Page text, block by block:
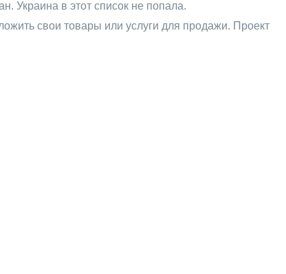
Украина в этот список не попала.
свои товары или услуги для продажи. Проект